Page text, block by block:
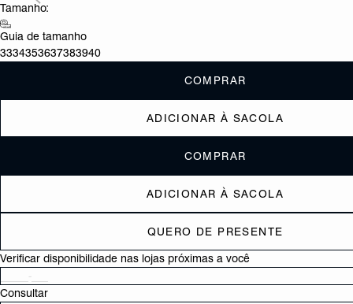
Tamanho:
Guia de tamanho
3334353637383940
COMPRAR
ADICIONAR À SACOLA
COMPRAR
ADICIONAR À SACOLA
QUERO DE PRESENTE
Verificar disponibilidade nas lojas próximas a você
Consultar